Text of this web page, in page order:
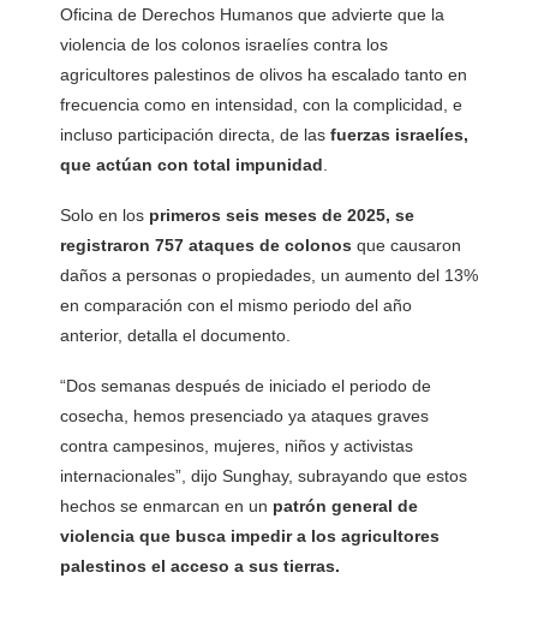
Oficina de Derechos Humanos que advierte que la
violencia de los colonos israelíes contra los
agricultores palestinos de olivos ha escalado tanto en
frecuencia como en intensidad, con la complicidad, e
incluso participación directa, de las fuerzas israelíes,
que actúan con total impunidad.
Solo en los primeros seis meses de 2025, se
registraron 757 ataques de colonos que causaron
daños a personas o propiedades, un aumento del 13%
en comparación con el mismo periodo del año
anterior, detalla el documento.
“Dos semanas después de iniciado el periodo de
cosecha, hemos presenciado ya ataques graves
contra campesinos, mujeres, niños y activistas
internacionales”, dijo Sunghay, subrayando que estos
hechos se enmarcan en un patrón general de
violencia que busca impedir a los agricultores
palestinos el acceso a sus tierras.